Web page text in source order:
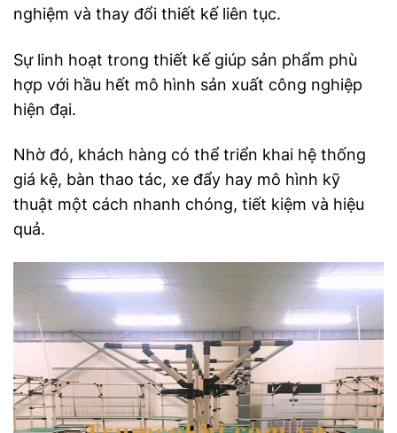
nghiệm và thay đổi thiết kế liên tục.
Sự linh hoạt trong thiết kế giúp sản phẩm phù
hợp với hầu hết mô hình sản xuất công nghiệp
hiện đại.
Nhờ đó, khách hàng có thể triển khai hệ thống
giá kệ, bàn thao tác, xe đẩy hay mô hình kỹ
thuật một cách nhanh chóng, tiết kiệm và hiệu
quả.